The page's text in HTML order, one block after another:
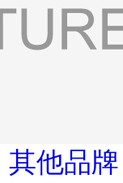
其他品牌